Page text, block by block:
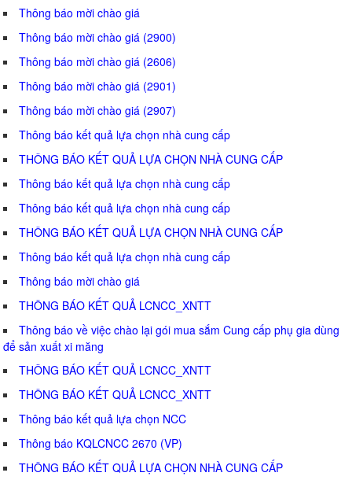
Thông báo mời chào giá
Thông báo mời chào giá (2900)
Thông báo mời chào giá (2606)
Thông báo mời chào giá (2901)
Thông báo mời chào giá (2907)
Thông báo kết quả lựa chọn nhà cung cấp
THÔNG BÁO KẾT QUẢ LỰA CHỌN NHÀ CUNG CẤP
Thông báo kết quả lựa chọn nhà cung cấp
Thông báo kết quả lựa chọn nhà cung cấp
THÔNG BÁO KẾT QUẢ LỰA CHỌN NHÀ CUNG CẤP
Thông báo kết quả lựa chọn nhà cung cấp
Thông báo mời chào giá
THÔNG BÁO KẾT QUẢ LCNCC_XNTT
Thông báo về việc chào lại gói mua sắm Cung cấp phụ gia dùng
để sản xuất xi măng
THÔNG BÁO KẾT QUẢ LCNCC_XNTT
THÔNG BÁO KẾT QUẢ LCNCC_XNTT
Thông báo kết quả lựa chọn NCC
Thông báo KQLCNCC 2670 (VP)
THÔNG BÁO KẾT QUẢ LỰA CHỌN NHÀ CUNG CẤP